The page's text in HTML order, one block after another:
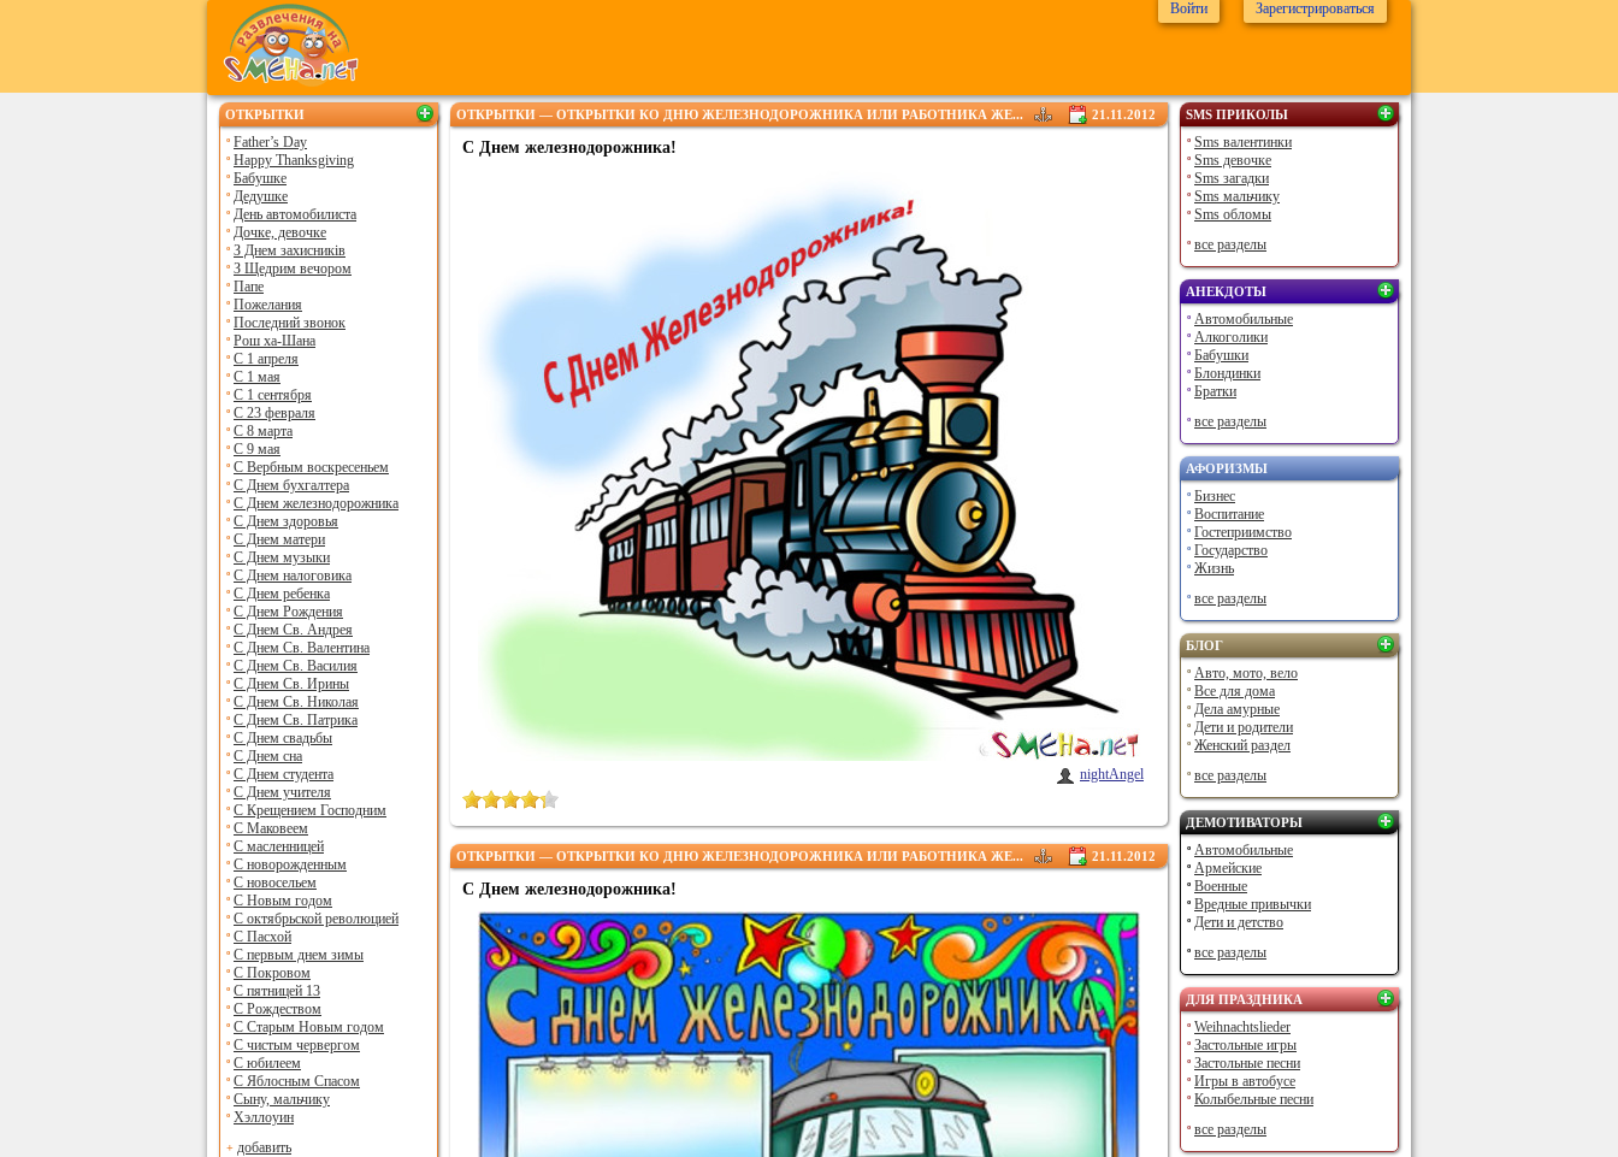
ОТКРЫТКИ
Father’s Day
Happy Thanksgiving
Бабушке
Дедушке
День автомобилиста
Дочке, девочке
З Днем захисників
З Щедрим вечором
Папе
Пожелания
Последний звонок
Рош ха-Шана
С 1 апреля
С 1 мая
С 1 сентября
С 23 февраля
С 8 марта
С 9 мая
С Вербным воскресеньем
С Днем бухгалтера
С Днем железнодорожника
С Днем здоровья
С Днем матери
С Днем музыки
С Днем налоговика
С Днем ребенка
С Днем Рождения
С Днем Св. Андрея
С Днем Св. Валентина
С Днем Св. Василия
С Днем Св. Ирины
С Днем Св. Николая
С Днем Св. Патрика
С Днем свадьбы
С Днем сна
С Днем студента
С Днем учителя
С Крещением Господним
С Маковеем
С масленницей
С новорожденным
С новосельем
С Новым годом
С октябрьской революцией
С Пасхой
С первым днем зимы
С Покровом
С пятницей 13
С Рождеством
С Старым Новым годом
С чистым червергом
С юбилеем
С Яблосным Спасом
Сыну, мальчику
Хэллоуин
добавить
ОТКРЫТКИ — ОТКРЫТКИ КО ДНЮ ЖЕЛЕЗНОДОРОЖНИКА ИЛИ РАБОТНИКА ЖЕ... 21.11.2012
С Днем железнодорожника!
nightAngel
ОТКРЫТКИ — ОТКРЫТКИ КО ДНЮ ЖЕЛЕЗНОДОРОЖНИКА ИЛИ РАБОТНИКА ЖЕ... 21.11.2012
С Днем железнодорожника!
SMS ПРИКОЛЫ
Sms валентинки
Sms девочке
Sms загадки
Sms мальчику
Sms обломы
все разделы
АНЕКДОТЫ
Автомобильные
Алкоголики
Бабушки
Блондинки
Братки
все разделы
АФОРИЗМЫ
Бизнес
Воспитание
Гостеприимство
Государство
Жизнь
все разделы
БЛОГ
Авто, мото, вело
Все для дома
Дела амурные
Дети и родители
Женский раздел
все разделы
ДЕМОТИВАТОРЫ
Автомобильные
Армейские
Военные
Вредные привычки
Дети и детство
все разделы
ДЛЯ ПРАЗДНИКА
Weihnachtslieder
Застольные игры
Застольные песни
Игры в автобусе
Колыбельные песни
все разделы
Войти Зарегистрироваться